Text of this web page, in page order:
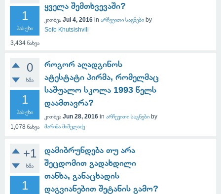
1
პასუხი
3,434ნახვა
ყველა შემთხვევაში?
კითხვა Jul 4, 2016 in არჩევითი საგნები by
Sofo Khutsishvili
0
ხმა
1
პასუხი
1,078 ნახვა
როგორ აღადგინოს
ატესტატი პირმა, რომელმაც
საშუალო სკოლა 1993 წელს
დაამთავრა?
კითხვა Jun 28, 2016 in არჩევითი საგნები by
მარინა მიშელაძე
+1
ხმა
1
დამიბრუნდება თუ არა
შეცდომით გადახდილი
თანხა, განაცხადის
დაგვიანებით შეტანის გამო?